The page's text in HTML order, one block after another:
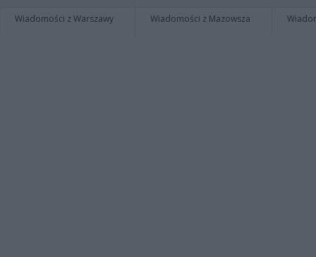
Wiadomości z Warszawy Wiadomości z Mazowsza